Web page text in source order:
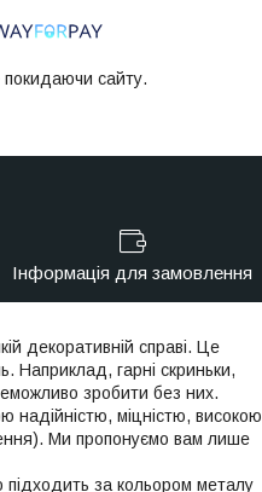
покидаючи сайту.
Інформація для замовлення
декоративній справі. Це
Наприклад, гарні скриньки,
зробити без них.
надійністю, міцністю, високою
Ми пропонуємо вам лише
за кольором металу